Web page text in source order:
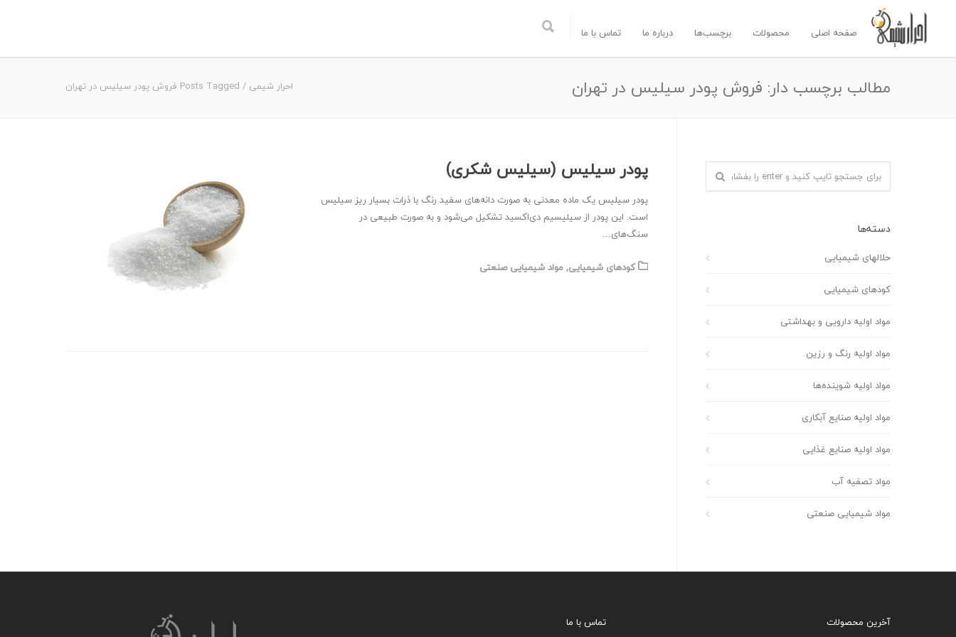
صفحه اصلی محصولات برچسب‌ها درباره ما تماس با ما
مطالب برچسب دار: فروش پودر سیلیس در تهران احرار شیمی / Posts Tagged فروش پودر سیلیس در تهران
پودر سیلیس (سیلیس شکری)
پودر سیلیس یک ماده معدنی به صورت دانه‌های سفید رنگ با ذرات بسیار ریز سیلیس
است. این پودر از سیلیسیم دی‌اکسید تشکیل می‌شود و به صورت طبیعی در
سنگ‌های…
کودهای شیمیایی,مواد شیمیایی صنعتی
دسته‌ها
حلالهای شیمیایی
کودهای شیمیایی
مواد اولیه دارویی و بهداشتی
مواد اولیه رنگ و رزین
مواد اولیه شوینده‌ها
مواد اولیه صنایع آبکاری
مواد اولیه صنایع غذایی
مواد تصفیه آب
مواد شیمیایی صنعتی
آخرین محصولات تماس با ما